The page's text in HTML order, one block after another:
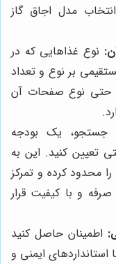
مدل اجاق گاز
نوع غذاهایی که در
بر نوع و تعداد
حتی نوع صفحات آن
جستجو، یک بودجه
تعیین کنید. این به
محدود کرده و تمرکز
و با کیفیت قرار
اطمینان حاصل کنید
ایمنی و